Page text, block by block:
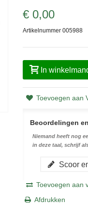
€ 0,00
Artikelnummer 005988
In
Toevoegen aan
Beoordelingen
Niemand heeft nog
in deze taal, schrijf
Scoor
Toevoegen aan
Afdrukken